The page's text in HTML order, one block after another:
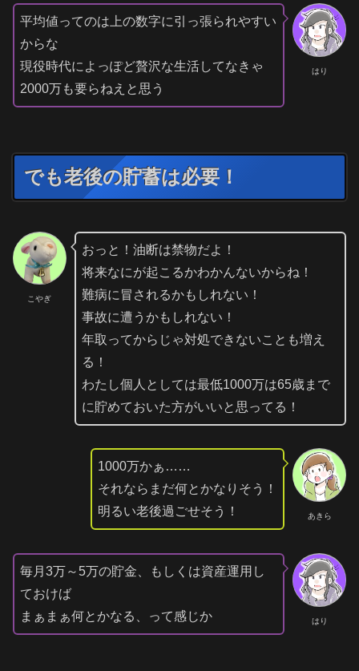
はり
平均値ってのは上の数字に引っ張られやすい
からな
現役時代によっぽど贅沢な生活してなきゃ
2000万も要らねえと思う
でも老後の貯蓄は必要！
こやぎ
おっと！油断は禁物だよ！
将来なにが起こるかわかんないからね！
難病に冒されるかもしれない！
事故に遭うかもしれない！
年取ってからじゃ対処できないことも増え
る！
わたし個人としては最低1000万は65歳まで
に貯めておいた方がいいと思ってる！
あきら
1000万かぁ……
それならまだ何とかなりそう！
明るい老後過ごせそう！
はり
毎月3万～5万の貯金、もしくは資産運用し
ておけば
まぁまぁ何とかなる、って感じか